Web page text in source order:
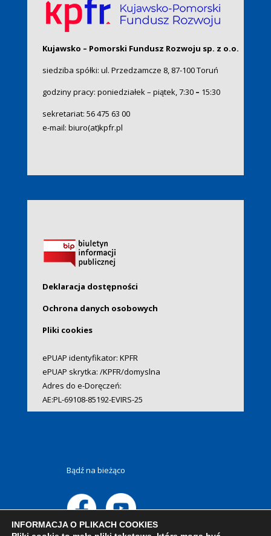
Kujawsko – Pomorski Fundusz Rozwoju sp. z o.o.
siedziba spółki: ul. Przedzamcze 8, 87-100 Toruń
godziny pracy: poniedziałek – piątek, 7:30– 15:30
sekretariat: 56 475 63 00
e-mail: biuro(at)kpfr.pl
Deklaracja dostępności
Ochrona danych osobowych
Pliki cookies
ePUAP identyfikator: KPFR
ePUAP skrytka: /KPFR/domyslna
Adres do e-Doręczeń:
AE:PL-69108-85192-EVIRS-25
Bądź na bieżąco
INFORMACJA O PLIKACH COOKIES